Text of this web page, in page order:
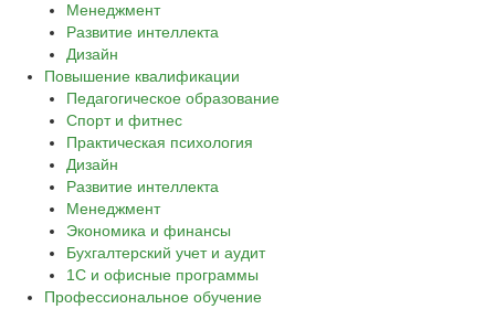
Менеджмент
Развитие интеллекта
Дизайн
Повышение квалификации
Педагогическое образование
Спорт и фитнес
Практическая психология
Дизайн
Развитие интеллекта
Менеджмент
Экономика и финансы
Бухгалтерский учет и аудит
1С и офисные программы
Профессиональное обучение